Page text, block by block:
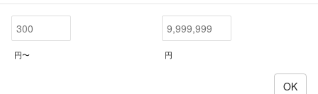
円〜 円